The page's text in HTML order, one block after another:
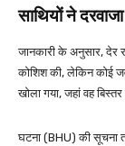
साथियों ने
जानकारी के अनुसार, देर
कोशिश की, लेकिन कोई
खोला गया, जहां वह
घटना (BHU) की सूचना